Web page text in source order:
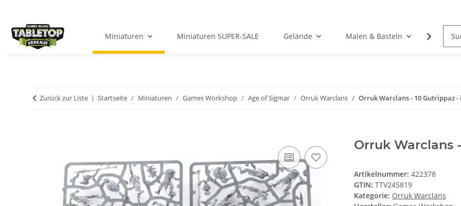
Miniaturen Miniaturen SUPER-SALE Gelände Malen & Basteln
Zurück zur Liste Startseite Miniaturen Games Workshop Age of Sigmar Orruk Warclans Orruk Warclans - 10 Gutrippaz -
Orruk Warclans
Artikelnummer: 422378
GTIN: TTV245819
Kategorie: Orruk Warclans